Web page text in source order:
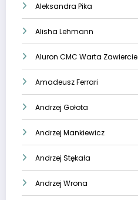
Aleksandra Pika
Alisha Lehmann
Aluron CMC Warta Zawiercie
Amadeusz Ferrari
Andrzej Gołota
Andrzej Mankiewicz
Andrzej Stękała
Andrzej Wrona